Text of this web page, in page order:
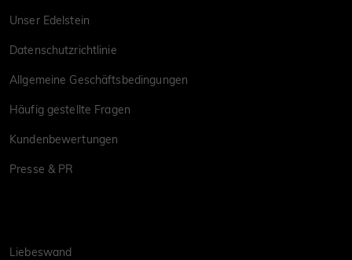
Unser Edelstein
Datenschutzrichtlinie
Allgemeine Geschäftsbedingungen
Häufig gestellte Fragen
Kundenbewertungen
Presse & PR
Liebeswand